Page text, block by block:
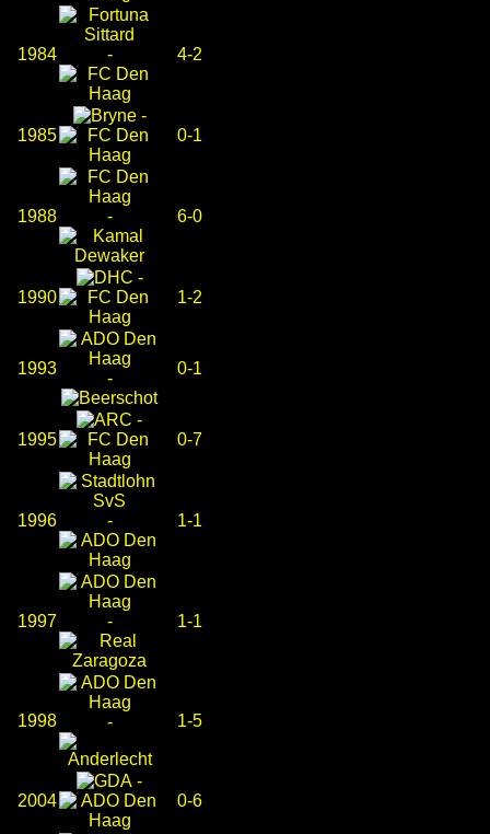
1984 - 4-2
1985
-
0-1
1988 - 6-0
1990
-
1-2
1993
-
0-1
1995
-
0-7
1996 - 1-1
1997 - 1-1
1998 - 1-5
2004
-
0-6